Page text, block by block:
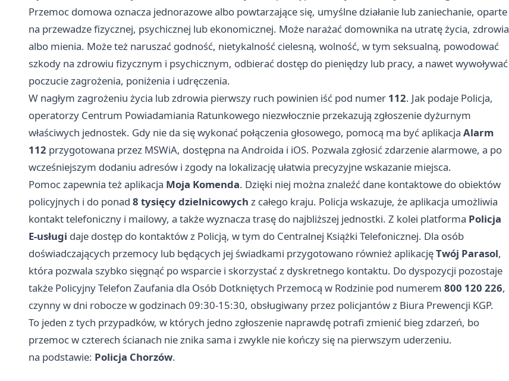
Przemoc domowa oznacza jednorazowe albo powtarzające się, umyślne działanie lub zaniechanie, oparte
na przewadze fizycznej, psychicznej lub ekonomicznej. Może narażać domownika na utratę życia, zdrowia
albo mienia. Może też naruszać godność, nietykalność cielesną, wolność, w tym seksualną, powodować
szkody na zdrowiu fizycznym i psychicznym, odbierać dostęp do pieniędzy lub pracy, a nawet wywoływać
poczucie zagrożenia, poniżenia i udręczenia.
W nagłym zagrożeniu życia lub zdrowia pierwszy ruch powinien iść pod numer 112. Jak podaje Policja,
operatorzy Centrum Powiadamiania Ratunkowego niezwłocznie przekazują zgłoszenie dyżurnym
właściwych jednostek. Gdy nie da się wykonać połączenia głosowego, pomocą ma być aplikacja Alarm
112 przygotowana przez MSWiA, dostępna na Androida i iOS. Pozwala zgłosić zdarzenie alarmowe, a po
wcześniejszym dodaniu adresów i zgody na lokalizację ułatwia precyzyjne wskazanie miejsca.
Pomoc zapewnia też aplikacja Moja Komenda. Dzięki niej można znaleźć dane kontaktowe do obiektów
policyjnych i do ponad 8 tysięcy dzielnicowych z całego kraju. Policja wskazuje, że aplikacja umożliwia
kontakt telefoniczny i mailowy, a także wyznacza trasę do najbliższej jednostki. Z kolei platforma Policja
E-usługi daje dostęp do kontaktów z Policją, w tym do Centralnej Książki Telefonicznej. Dla osób
doświadczających przemocy lub będących jej świadkami przygotowano również aplikacjęTwój Parasol,
która pozwala szybko sięgnąć po wsparcie i skorzystać z dyskretnego kontaktu. Do dyspozycji pozostaje
także Policyjny Telefon Zaufania dla Osób Dotkniętych Przemocą w Rodzinie pod numerem 800 120 226,
czynny w dni robocze w godzinach 09:30-15:30, obsługiwany przez policjantów z Biura Prewencji KGP.
To jeden z tych przypadków, w których jedno zgłoszenie naprawdę potrafi zmienić bieg zdarzeń, bo
przemoc w czterech ścianach nie znika sama i zwykle nie kończy się na pierwszym uderzeniu.
na podstawie: Policja Chorzów.